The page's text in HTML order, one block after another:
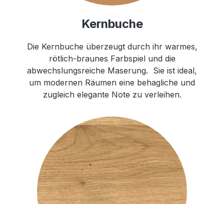
Kernbuche
Die Kernbuche überzeugt durch ihr warmes,
rötlich-braunes Farbspiel und die
abwechslungsreiche Maserung. Sie ist ideal,
um modernen Räumen eine behagliche und
zugleich elegante Note zu verleihen.